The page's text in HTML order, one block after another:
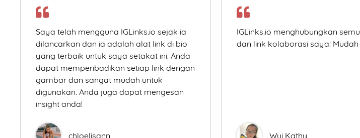
Saya telah mengguna IGLinks.io sejak ia
dilancarkan dan ia adalah alat link di bio
yang terbaik untuk saya setakat ini. Anda
dapat memperibadikan setiap link dengan
gambar dan sangat mudah untuk
digunakan. Anda juga dapat mengesan
insight anda!
chloelisann
IGLinks.io menghubungkan
dan link kolaborasi saya! Mudah
Wui Kathy